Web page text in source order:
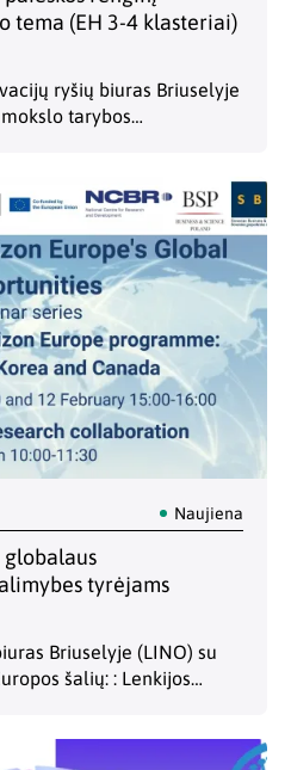
tema (EH 3-4 klasteriai)
ryšių biuras Briuselyje
tarybos
ir inovatorius į…
Naujiena
tyrėjams
Briuselyje (LINO) su
šalių: : Lenkijos